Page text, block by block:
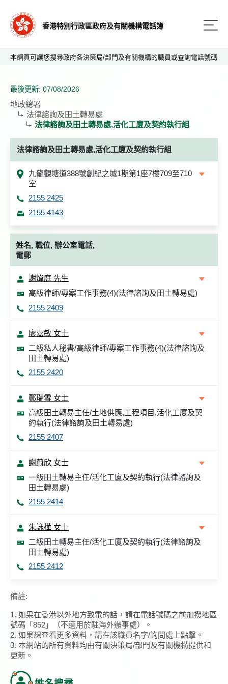
香港特別行政區政府及有關機構電話簿
本網頁可讓您搜尋政府各決策局/部門及有關機構的職員或查詢電話號碼
最後更新: 07/08/2026
地政總署
法律諮詢及田土轉易處
法律諮詢及田土轉易處,活化工廈及契約執行組
法律諮詢及田土轉易處,活化工廈及契約執行組
九龍觀塘道388號創紀之城1期第1座7樓709至710
室
2155 2425
2155 4143
姓名, 職位, 辦公室電話,
電郵
謝煒庭 先生
高級律師/專案工作事務(4)(法律諮詢及田土轉易處)
2155 2409
廖嘉敏 女士
二級私人秘書/高級律師/專案工作事務(4)(法律諮詢及
田土轉易處)
2155 2420
鄭瑞雪 女士
高級田土轉易主任/土地供應,工程項目,活化工廈及契
約執行(法律諮詢及田土轉易處)
2155 2407
謝蔚欣 女士
一級田土轉易主任/活化工廈及契約執行(法律諮詢及
田土轉易處)
2155 2414
朱詠樺 女士
二級田土轉易主任/活化工廈及契約執行(法律諮詢及
田土轉易處)
2155 2412
備註:
1. 如果在香港以外地方致電的話，請在電話號碼之前加撥地區
號碼「852」（不適用於駐海外辦事處）。
2. 如果想查看更多資料，請在該職員名字/詢問處上點擊。
3. 本網站的所有資料均由有關決策局/部門及有關機構提供和
更新。